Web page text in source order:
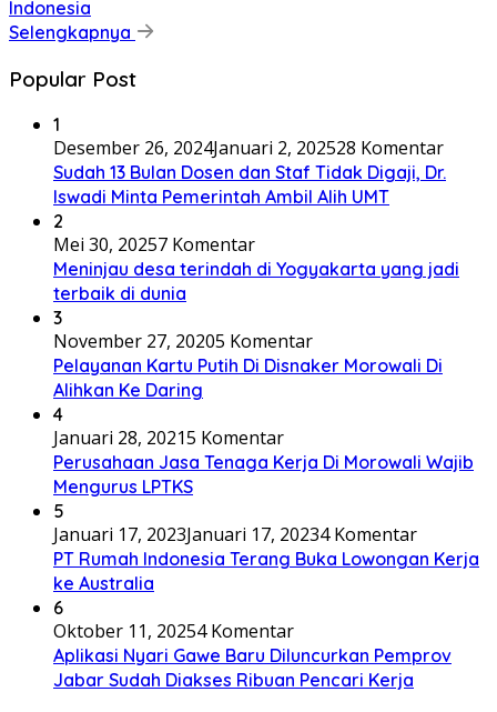
Indonesia
Selengkapnya
Popular Post
1
Desember 26, 2024Januari 2, 202528 Komentar
Sudah 13 Bulan Dosen dan Staf Tidak Digaji, Dr.
Iswadi Minta Pemerintah Ambil Alih UMT
2
Mei 30, 20257 Komentar
Meninjau desa terindah di Yogyakarta yang jadi
terbaik di dunia
3
November 27, 20205 Komentar
Pelayanan Kartu Putih Di Disnaker Morowali Di
Alihkan Ke Daring
4
Januari 28, 20215 Komentar
Perusahaan Jasa Tenaga Kerja Di Morowali Wajib
Mengurus LPTKS
5
Januari 17, 2023Januari 17, 20234 Komentar
PT Rumah Indonesia Terang Buka Lowongan Kerja
ke Australia
6
Oktober 11, 20254 Komentar
Aplikasi Nyari Gawe Baru Diluncurkan Pemprov
Jabar Sudah Diakses Ribuan Pencari Kerja